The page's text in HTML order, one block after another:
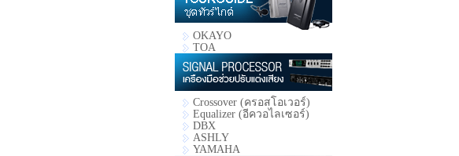
OKAYO
TOA
Crossover (ครอสโอเวอร์)
Equalizer (อีควอไลเซอร์)
DBX
ASHLY
YAMAHA